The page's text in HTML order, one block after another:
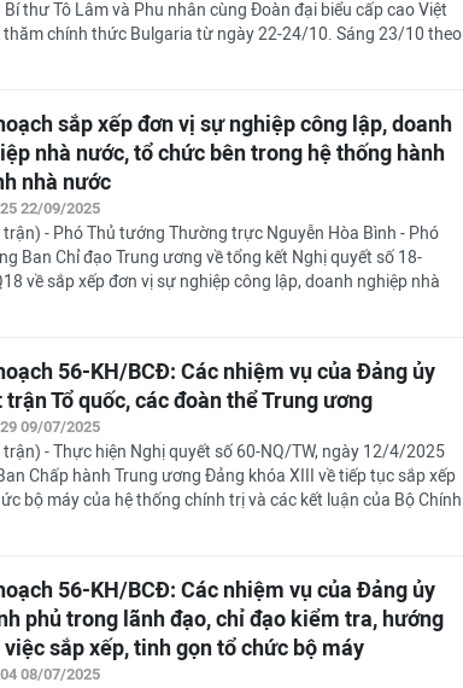
Bí thư Tô Lâm và Phu nhân cùng Đoàn đại biểu cấp cao Việt
thăm chính thức Bulgaria từ ngày 22-24/10. Sáng 23/10 theo
sắp xếp đơn vị sự nghiệp công lập, doanh
nhà nước, tổ chức bên trong hệ thống hành
nhà nước
22/09/2025
- Phó Thủ tướng Thường trực Nguyễn Hòa Bình - Phó
Ban Chỉ đạo Trung ương về tổng kết Nghị quyết số 18-
về sắp xếp đơn vị sự nghiệp công lập, doanh nghiệp nhà
56-KH/BCĐ: Các nhiệm vụ của Đảng ủy
trận Tổ quốc, các đoàn thể Trung ương
09/07/2025
- Thực hiện Nghị quyết số 60-NQ/TW, ngày 12/4/2025
Chấp hành Trung ương Đảng khóa XIII về tiếp tục sắp xếp
bộ máy của hệ thống chính trị và các kết luận của Bộ Chính
56-KH/BCĐ: Các nhiệm vụ của Đảng ủy
phủ trong lãnh đạo, chỉ đạo kiểm tra, hướng
việc sắp xếp, tinh gọn tổ chức bộ máy
08/07/2025